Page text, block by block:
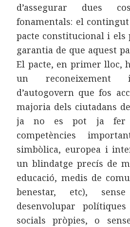
d’assegurar dues
fonamentals: el
pacte constitucional i els
garantia de que aquest
El pacte, en primer lloc,
un
d’autogovern que fos
majoria dels ciutadans
ja no es pot ja fer
competències
simbòlica, europea i
un blindatge precís de
educació, medis de
benestar, etc),
desenvolupar
socials pròpies, o